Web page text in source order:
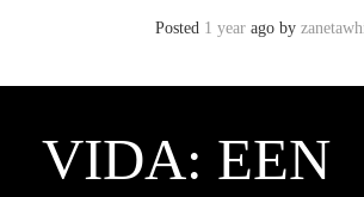
Posted 1 year ago by
VIDA: EEN